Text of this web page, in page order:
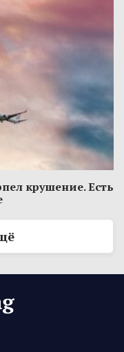
крушение. Есть